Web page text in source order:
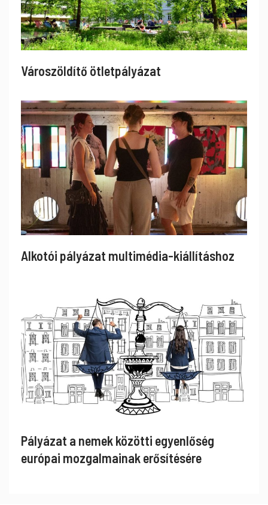
Városzöldítő ötletpályázat
Alkotói pályázat multimédia-kiállításhoz
Pályázat a nemek közötti egyenlőség
európai mozgalmainak erősítésére